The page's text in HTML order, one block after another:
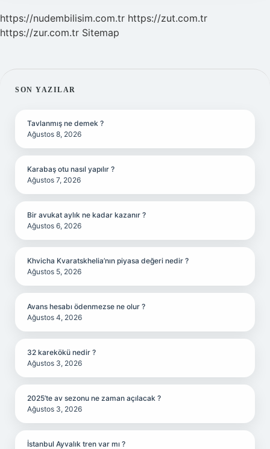
https://nudembilisim.com.tr https://zut.com.tr
https://zur.com.tr Sitemap
SIDEBAR
SON YAZILAR
Tavlanmış ne demek ?
Ağustos 8, 2026
Karabaş otu nasıl yapılır ?
Ağustos 7, 2026
Bir avukat aylık ne kadar kazanır ?
Ağustos 6, 2026
Khvicha Kvaratskhelia’nın piyasa değeri nedir ?
Ağustos 5, 2026
Avans hesabı ödenmezse ne olur ?
Ağustos 4, 2026
32 karekökü nedir ?
Ağustos 3, 2026
2025’te av sezonu ne zaman açılacak ?
Ağustos 3, 2026
İstanbul Ayvalık tren var mı ?